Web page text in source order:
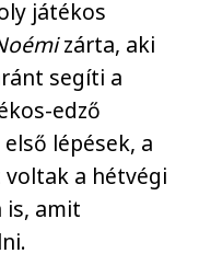
játékos
zárta, aki
segíti a
edző
lépések, a
a hétvégi
is, amit